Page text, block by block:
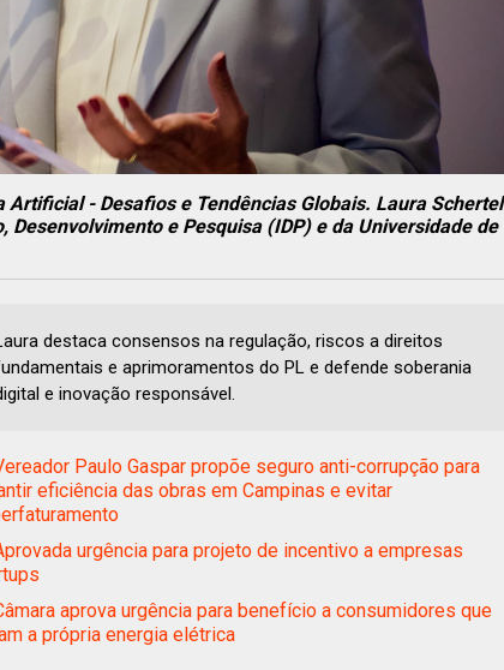
- Desafios e Tendências Globais. Laura Schertel
e Pesquisa (IDP) e da Universidade de
destaca consensos na regulação, riscos a direitos
e aprimoramentos do PL e defende soberania
e inovação responsável.
Paulo Gaspar propõe seguro anti-corrupção para
eficiência das obras em Campinas e evitar
urgência para projeto de incentivo a empresas
aprova urgência para benefício a consumidores que
a própria energia elétrica